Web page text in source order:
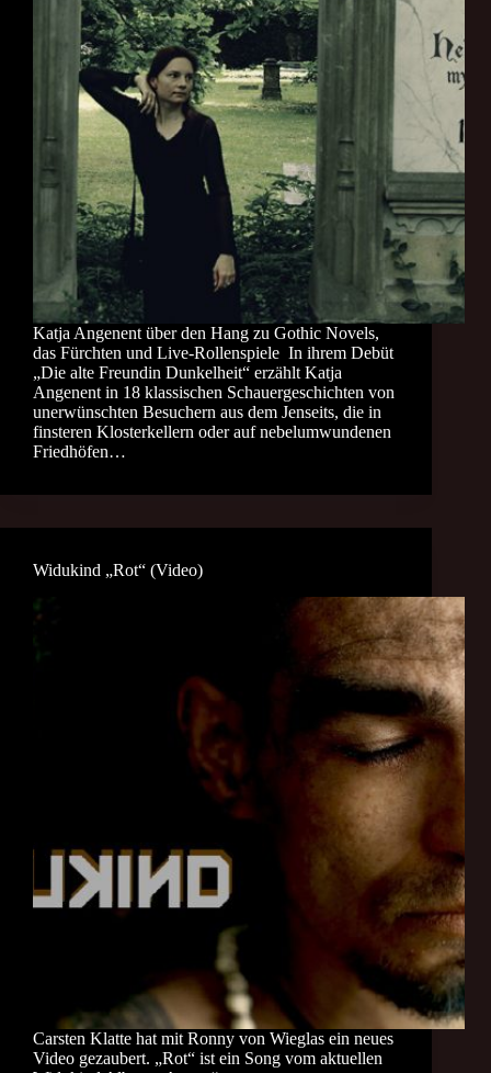
Katja Angenent über den Hang zu Gothic Novels,
das Fürchten und Live-Rollenspiele In ihrem Debüt
„Die alte Freundin Dunkelheit“ erzählt Katja
Angenent in 18 klassischen Schauergeschichten von
unerwünschten Besuchern aus dem Jenseits, die in
finsteren Klosterkellern oder auf nebelumwundenen
Friedhöfen…
Widukind „Rot“ (Video)
Carsten Klatte hat mit Ronny von Wieglas ein neues
Video gezaubert. „Rot“ ist ein Song vom aktuellen